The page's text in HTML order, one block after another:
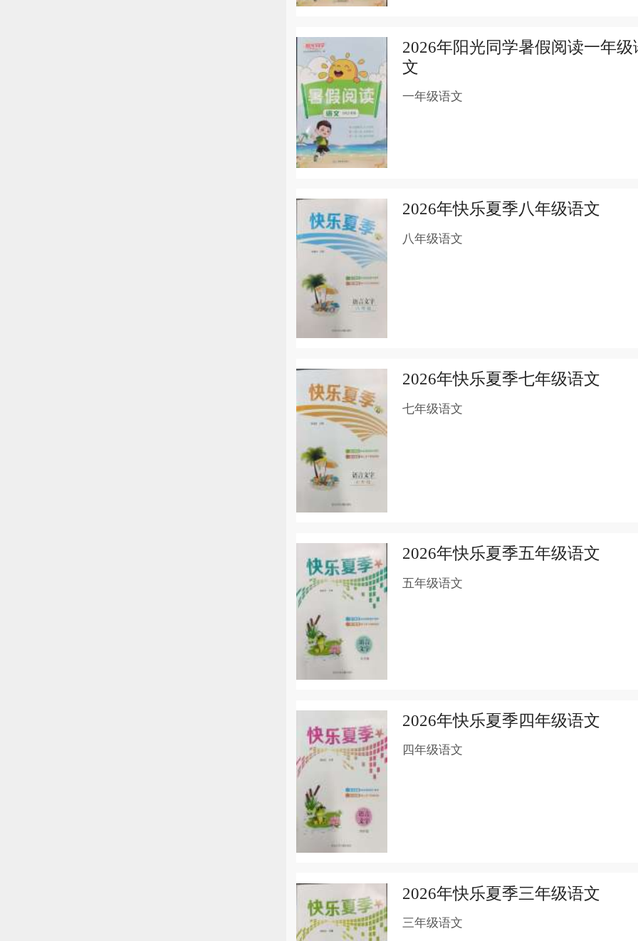
2026年阳光同学暑假阅读一年级
文
一年级语文
2026年快乐夏季八年级语文
八年级语文
2026年快乐夏季七年级语文
七年级语文
2026年快乐夏季五年级语文
五年级语文
2026年快乐夏季四年级语文
四年级语文
2026年快乐夏季三年级语文
三年级语文